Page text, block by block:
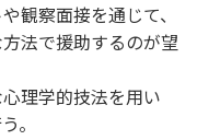
観察面接を通じて、
法で援助するのが望
理学的技法を用い
。